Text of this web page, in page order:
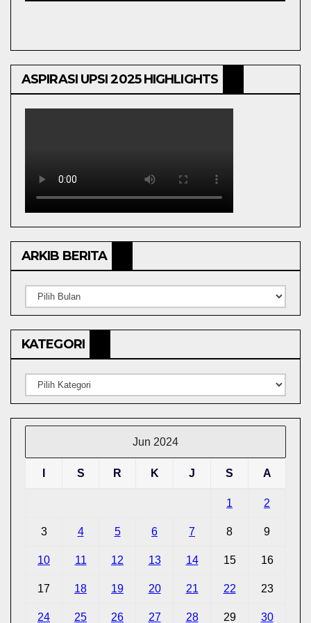
ASPIRASI UPSI 2025 HIGHLIGHTS
ARKIB BERITA
ARKIB
BERITA
KATEGORI
Kategori
Jun 2024
S R K J S A
1 2
3 4 5 6 7 8 9
10 11 12 13 14 15 16
17 18 19 20 21 22 23
24 25 26 27 28 29 30